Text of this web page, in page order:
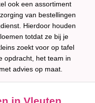
ook een assortiment
van bestellingen
Hierdoor houden
totdat ze bij je
zoekt voor op tafel
opdracht, het team in
advies op maat.